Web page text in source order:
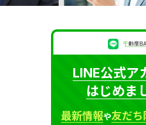
LINE公式ア
はじめま
最新情報や友だち